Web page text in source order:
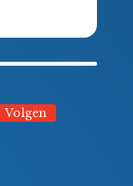
Volgen